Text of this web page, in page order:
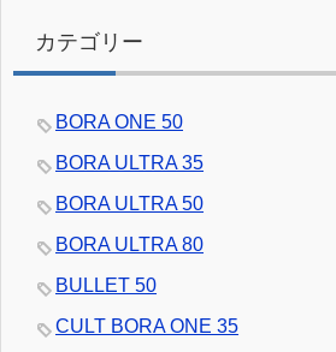
カテゴリー
BORA ONE 50
BORA ULTRA 35
BORA ULTRA 50
BORA ULTRA 80
BULLET 50
CULT BORA ONE 35